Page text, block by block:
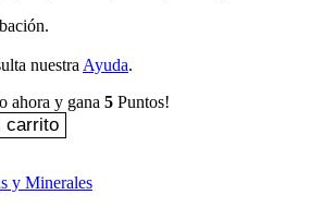
nuestra Ayuda.
ahora y gana 5 Puntos!
carrito
y Minerales